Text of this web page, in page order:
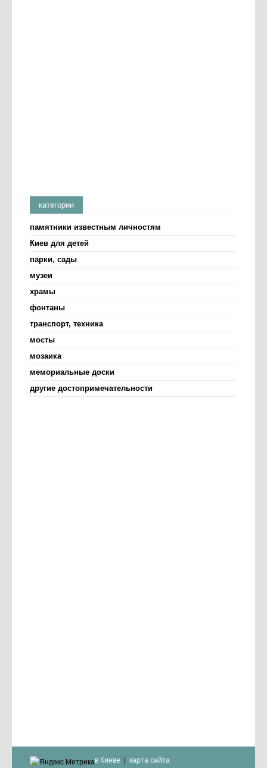
категории
памятники известным личностям
Киев для детей
парки, сады
музеи
храмы
фонтаны
транспорт, техника
мосты
мозаика
мемориальные доски
другие достопримечательности
в Киеве карта сайта